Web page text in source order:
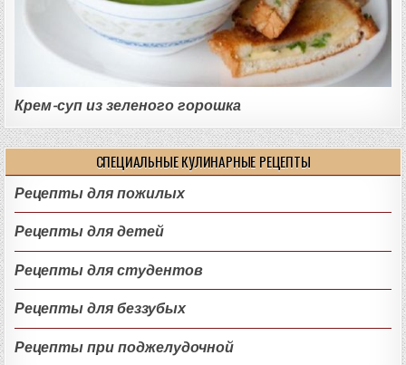
Крем-суп из зеленого горошка
СПЕЦИАЛЬНЫЕ КУЛИНАРНЫЕ РЕЦЕПТЫ
Рецепты для пожилых
Рецепты для детей
Рецепты для студентов
Рецепты для беззубых
Рецепты при поджелудочной